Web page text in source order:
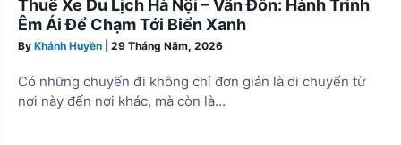
Thuê Xe Du Lịch Hà Nội – Vân Đồn: Hành Trình
Êm Ái Để Chạm Tới Biển Xanh
By Khánh Huyền 29 Tháng Năm, 2026
Có những chuyến đi không chỉ đơn giản là di chuyển từ
nơi này đến nơi khác, mà còn là…